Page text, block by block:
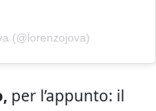
(@lorenzojova)
per l’appunto: il